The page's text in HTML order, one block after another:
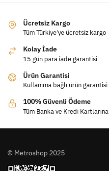
Ücretsiz Kargo
Tüm Türkiye'ye ücretsiz kargo
Kolay İade
15 gün para iade garantisi
Ürün Garantisi
Kullanıma bağlı ürün garantisi
100% Güvenli Ödeme
Tüm Banka ve Kredi Kartlarına
© Metroshop 2025